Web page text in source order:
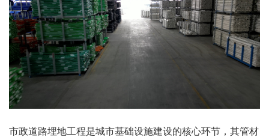
市政道路埋地工程是城市基础设施建设的核心环节，其管材